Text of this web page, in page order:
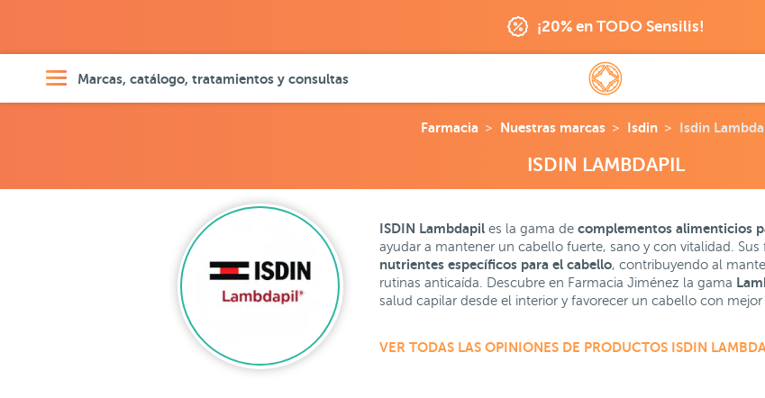
¡20% en TODO Sensilis!
Marcas, catálogo, tratamientos y consultas
Farmacia Nuestras marcas Isdin Isdin
ISDIN LAMBDAPIL
ISDIN Lambdapil es la gama de complementos alimenticios
ayudar a mantener un cabello fuerte, sano y con vitalidad.
nutrientes específicos para el cabello, contribuyendo al
rutinas anticaída. Descubre en Farmacia Jiménez la gama
salud capilar desde el interior y favorecer un cabello con mejor
VER TODAS LAS OPINIONES DE PRODUCTOS ISDIN